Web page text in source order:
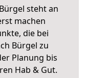
steht an
machen
die bei
Bürgel zu
Planung bis
Hab & Gut.